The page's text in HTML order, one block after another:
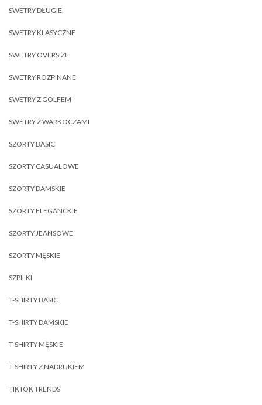
SWETRY DŁUGIE
SWETRY KLASYCZNE
SWETRY OVERSIZE
SWETRY ROZPINANE
SWETRY Z GOLFEM
SWETRY Z WARKOCZAMI
SZORTY BASIC
SZORTY CASUALOWE
SZORTY DAMSKIE
SZORTY ELEGANCKIE
SZORTY JEANSOWE
SZORTY MĘSKIE
SZPILKI
T-SHIRTY BASIC
T-SHIRTY DAMSKIE
T-SHIRTY MĘSKIE
T-SHIRTY Z NADRUKIEM
TIKTOK TRENDS